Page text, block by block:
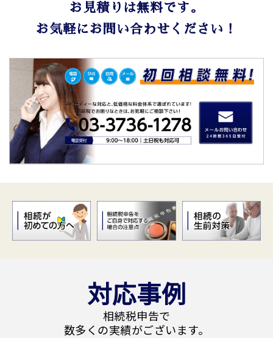
お見積りは無料です。
お気軽にお問い合わせください！
対応事例
相続税申告で
数多くの実績がございます。